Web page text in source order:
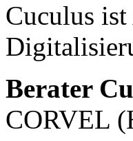
Cuculus
Berater
CORVEL